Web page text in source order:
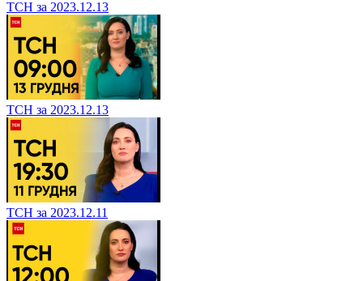
ТСН за 2023.12.13
ТСН за 2023.12.13
ТСН за 2023.12.11